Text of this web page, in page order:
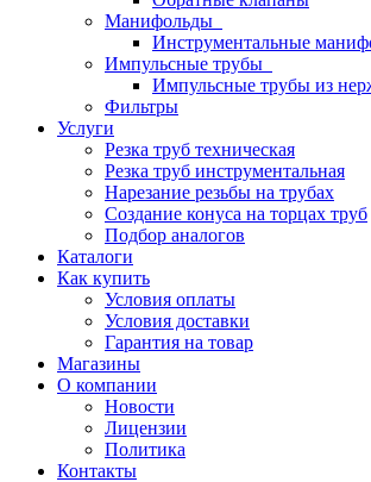
Манифольды
Инструментальные
Импульсные трубы
Импульсные трубы из
Фильтры
Услуги
Резка труб техническая
Резка труб инструментальная
Нарезание резьбы на трубах
Создание конуса на торцах труб
Подбор аналогов
Каталоги
Как купить
Условия оплаты
Условия доставки
Гарантия на товар
Магазины
О компании
Новости
Лицензии
Политика
Контакты